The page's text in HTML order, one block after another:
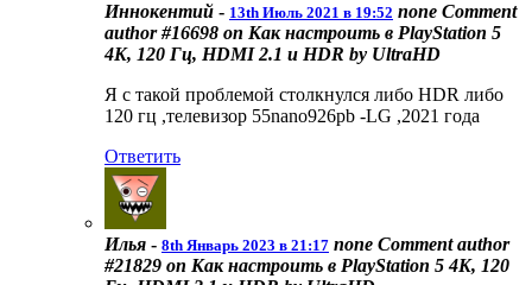
Иннокентий - 13th Июль 2021 в 19:52 none Comment
author #16698 on Как настроить в PlayStation 5
4K, 120 Гц, HDMI 2.1 и HDR by UltraHD
Я с такой проблемой столкнулся либо HDR либо
120 гц ,телевизор 55nano926pb -LG ,2021 года
Ответить
Илья - 8th Январь 2023 в 21:17 none Comment author
#21829 on Как настроить в PlayStation 5 4K, 120